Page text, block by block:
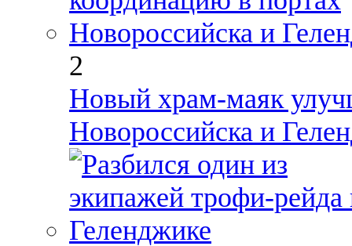
2
Новый храм-маяк
Новороссийска и